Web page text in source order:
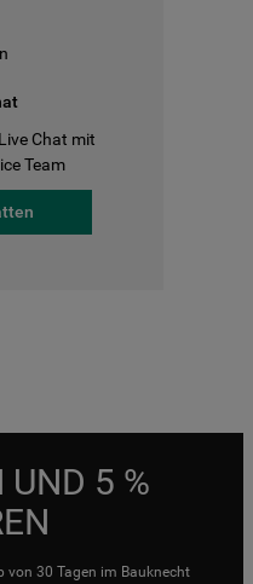
Chat mit
Team
5 %
von 30 Tagen im Bauknecht